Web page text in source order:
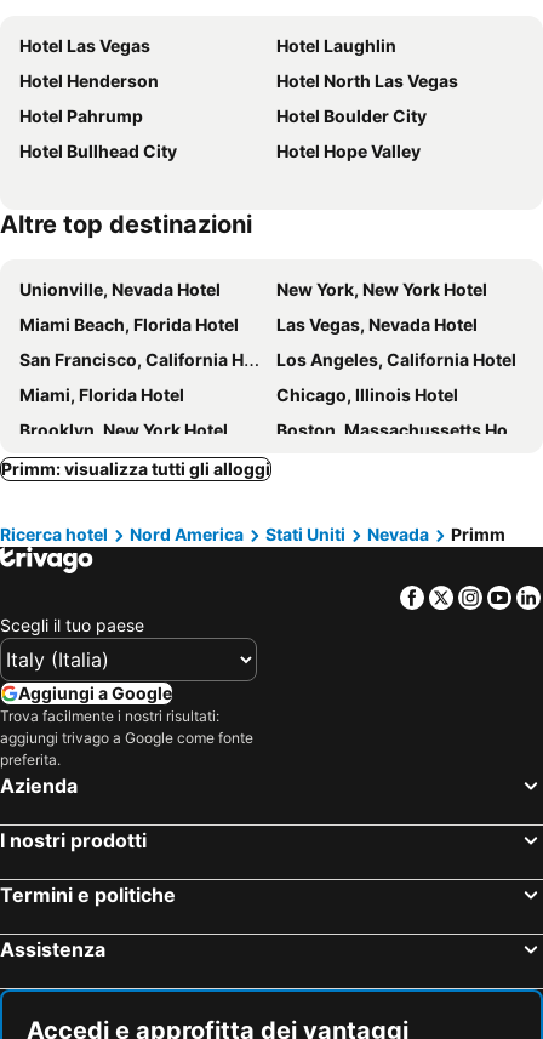
Hotel Las Vegas
Hotel Laughlin
Hotel Henderson
Hotel North Las Vegas
Hotel Pahrump
Hotel Boulder City
Hotel Bullhead City
Hotel Hope Valley
Altre top destinazioni
Unionville, Nevada Hotel
New York, New York Hotel
Miami Beach, Florida Hotel
Las Vegas, Nevada Hotel
San Francisco, California Hotel
Los Angeles, California Hotel
Miami, Florida Hotel
Chicago, Illinois Hotel
Brooklyn, New York Hotel
Boston, Massachussetts Hotel
Primm: visualizza tutti gli alloggi
Ricerca hotel Nord America Stati Uniti Nevada Primm
Facebook
Twitter
Scegli il tuo paese
Aggiungi a Google
Trova facilmente i nostri risultati:
aggiungi trivago a Google come fonte
preferita.
Azienda
I nostri prodotti
Termini e politiche
Assistenza
Accedi e approfitta dei vantaggi